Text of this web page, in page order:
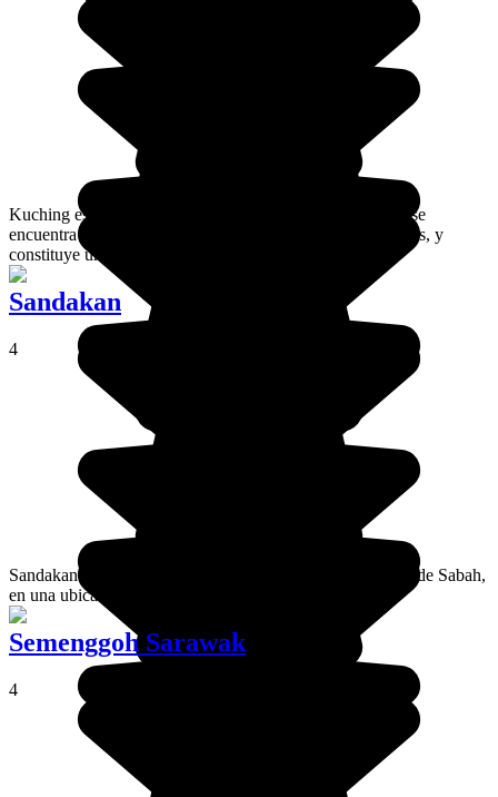
Kuching es la capital del estado de Sarawak. Esta ciudad se
encuentra en el camino hacia Borneo. No le faltan reclamos, y
constituye una preciosa introducción.
Sandakan
4
Sandakan es la segunda ciudad más importante del estado de Sabah,
en una ubicación turística muy estratégica.
Semenggoh Sarawak
4